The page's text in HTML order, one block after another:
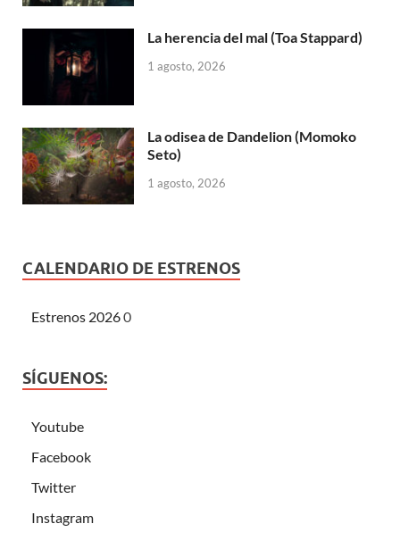
La herencia del mal (Toa Stappard)
1 agosto, 2026
La odisea de Dandelion (Momoko
Seto)
1 agosto, 2026
CALENDARIO DE ESTRENOS
Estrenos 20260
SÍGUENOS:
Youtube
Facebook
Twitter
Instagram